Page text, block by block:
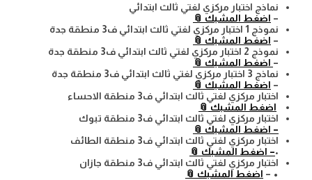
نماذج اختبار مركزي لغتي ثالث ابتدائي
– اضغط المشبك 📎
نموذج 1 اختبار مركزي لغتي ثالث ابتدائي ف3 منطقة جدة
– اضغط المشبك 📎
نموذج 2 اختبار مركزي لغتي ثالث ابتدائي ف3 منطقة جدة
– اضغط المشبك 📎
نماذج 3 اختبار مركزي لغتي ثالث ابتدائي ف3 منطقة جدة
– اضغط المشبك 📎
اختبار مركزي لغتي ثالث ابتدائي ف3 منطقة الاحساء
اضغط المشبك 📎
اختبار مركزي لغتي ثالث ابتدائي ف3 منطقة تبوك
– اضغط المشبك 📎
اختبار مركزي لغتي ثالث ابتدائي ف3 منطقة الطائف
•– اضغط المشبك 📎
اختبار مركزي لغتي ثالث ابتدائي ف3 منطقة جازان
• – اضغط المشبك 📎